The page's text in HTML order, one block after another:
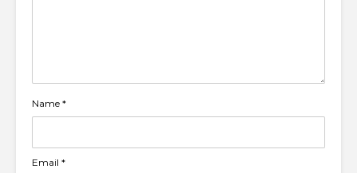
Name *
Email *